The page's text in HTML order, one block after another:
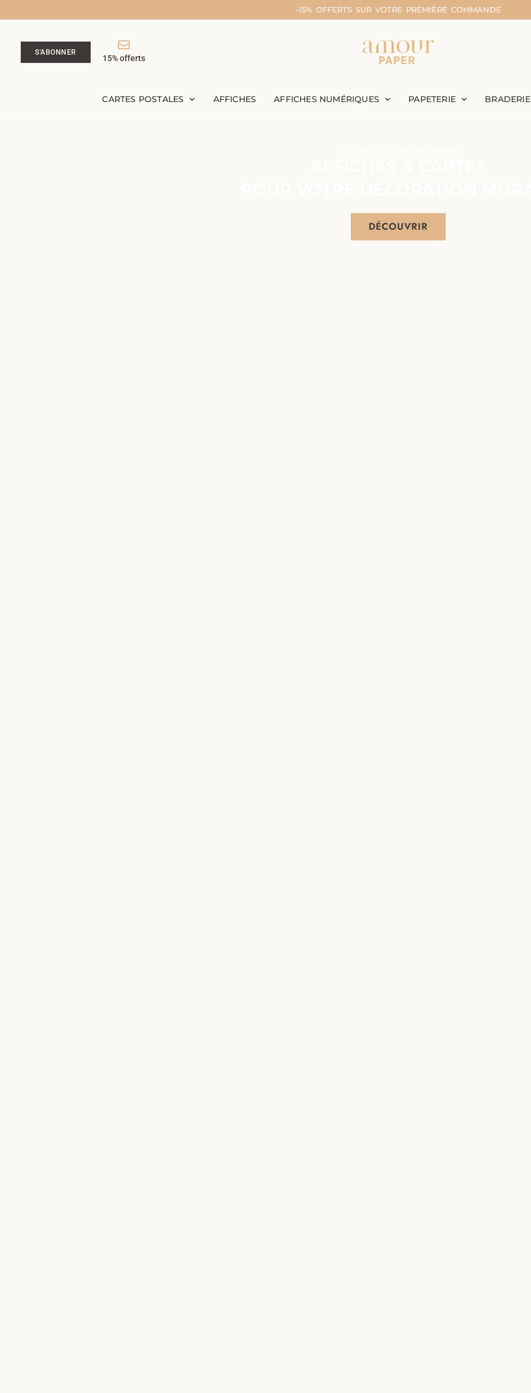
-15% OFFERTS SUR VOTRE PREMIÈRE COMMANDE
S'ABONNER
15% offerts
CARTES POSTALES AFFICHES AFFICHES NUMÉRIQUES PAPETERIE BRADERIE
DÉCOUVRIR